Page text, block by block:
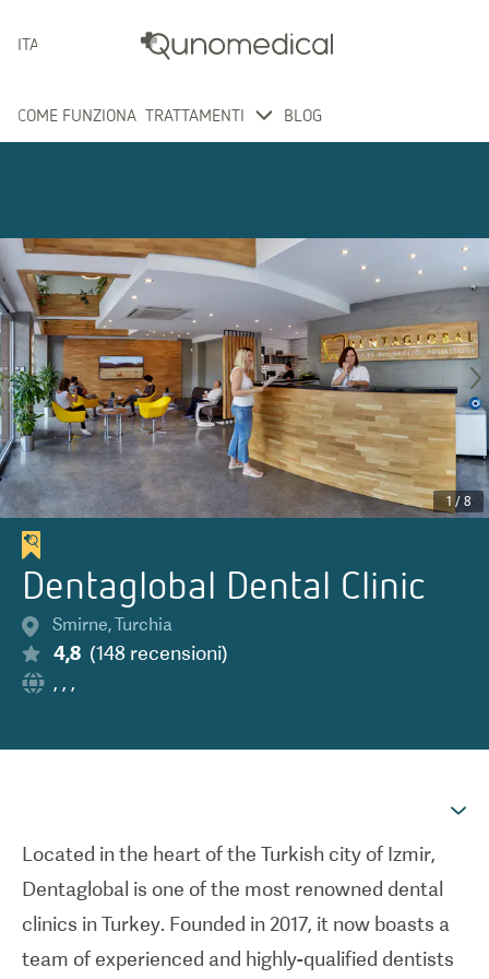
ITALIANO
COME FUNZIONA TRATTAMENTI BLOG
1 / 8
Dentaglobal Dental Clinic
Smirne,Turchia
4,8 (148 recensioni)
, , ,
Located in the heart of the Turkish city of Izmir,
Dentaglobal is one of the most renowned dental
clinics in Turkey. Founded in 2017, it now boasts a
team of experienced and highly-qualified dentists